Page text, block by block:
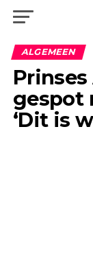
ALGEMEEN
gespot
‘Dit is